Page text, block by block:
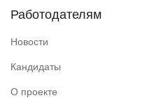
Работодателям
Новости
Кандидаты
О проекте